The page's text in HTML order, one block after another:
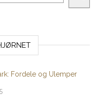
Fordele og Ulemper